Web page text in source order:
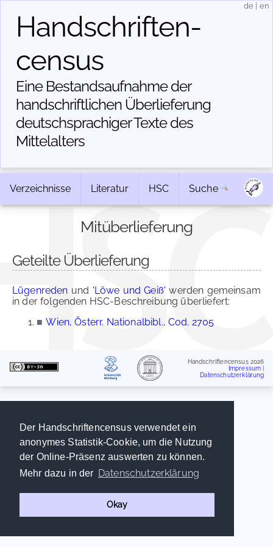
Der Handschriftencensus verwendet ein
anonymes Statistik-Cookie, um die Nutzung
der Online-Präsenz auswerten zu können.
Mehr dazu in der Datenschutzerklärung
Okay
Handschriften­
census
Eine Bestandsaufnahme der
handschriftlichen Über­lieferung
deutschsprachiger Texte des
Mittelalters
de en
Verzeichnisse Literatur HSC Suche
Mitüberlieferung
Geteilte Überlieferung
Lügenreden und 'Löwe und Geiß' werden gemeinsam
in der folgenden HSC-Beschreibung überliefert:
■ Wien, Österr. Nationalbibl., Cod. 2705
Handschriftencensus 2026
Impressum
Datenschutzerklärung